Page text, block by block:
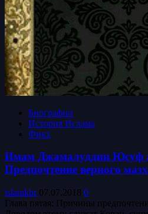
Биографии
История Ислама
Фикх
Имам Джамалуддин Юсуф
Предпочтение верного
islamkbr 07.07.2018 0
Глава пятая: Причины